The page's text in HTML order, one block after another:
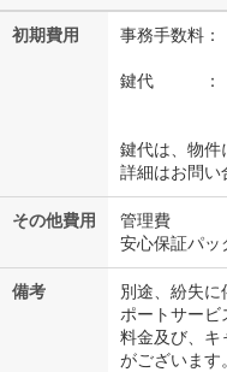
初期費用 事務手数料
鍵代 ：
屋内型
鍵代は、物件
詳細はお問い
その他費用
管理費 ：
安心保証パッ
備考
別途、紛失
ポートサービ
料金及び、キ
がございます。